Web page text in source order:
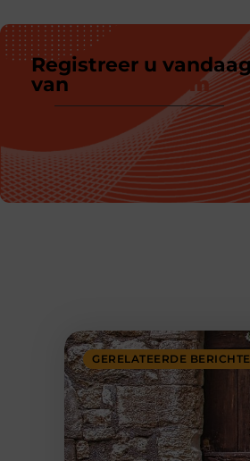
Registreer u
van
ons platform
GERELATEERDE